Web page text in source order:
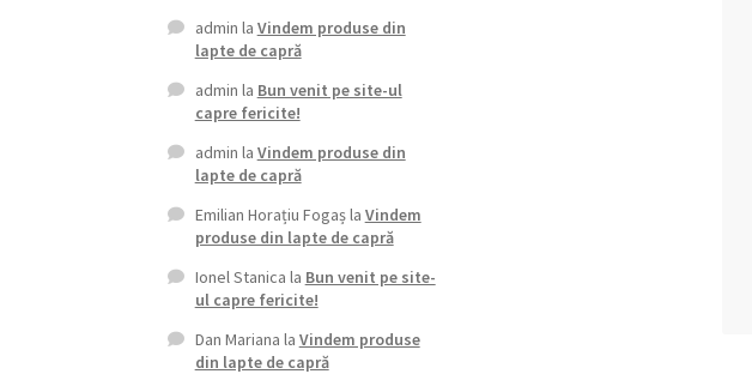
admin la Vindem produse din
lapte de capră
admin la Bun venit pe site-ul
capre fericite!
admin la Vindem produse din
lapte de capră
Emilian Horațiu Fogașla Vindem
produse din lapte de capră
Ionel Stanica la Bun venit pe site-
ul capre fericite!
Dan Mariana la Vindem produse
din lapte de capră